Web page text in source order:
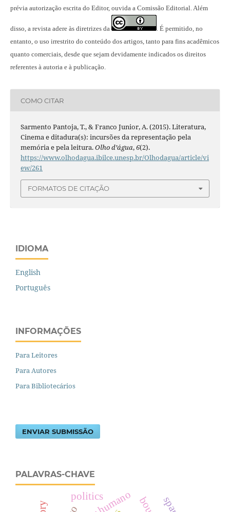
prévia autorização escrita do Editor, ouvida a Comissão Editorial. Além
disso, a revista adere às diretrizes da
É permitido, no
entanto, o uso irrestrito do conteúdo dos artigos, tanto para fins acadêmicos
quanto comerciais, desde que sejam devidamente indicados os direitos
referentes à autoria e à publicação.
COMO CITAR
Sarmento Pantoja, T., & Franco Junior, A. (2015). Literatura,
Cinema e ditadura(s): incursões da representação pela
memória e pela leitura.Olho d’água,6(2).
https://www.olhodagua.ibilce.unesp.br/Olhodagua/article/vi
ew/261
FORMATOS DE CITAÇÃO
IDIOMA
English
Português
INFORMAÇÕES
Para Leitores
Para Autores
Para Bibliotecários
ENVIAR SUBMISSÃO
PALAVRAS-CHAVE
politics